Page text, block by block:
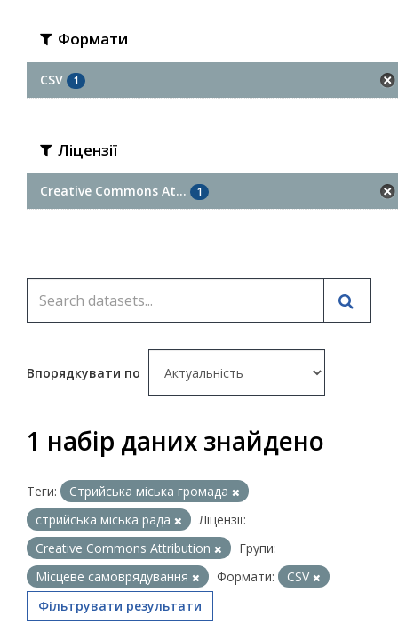
Формати
CSV 1
Ліцензії
Creative Commons At... 1
Впорядкувати по
1 набір даних знайдено
Теги:
Стрийська міська громада
стрийська міська рада
Ліцензії:
Creative Commons Attribution
Групи:
Місцеве самоврядування
Формати:
CSV
Фільтрувати результати